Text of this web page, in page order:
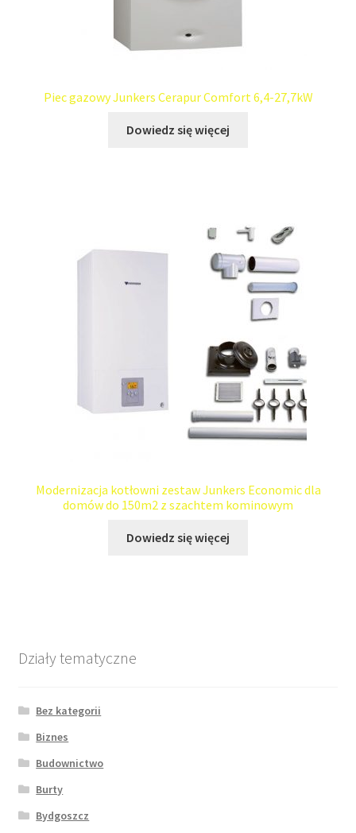
Piec gazowy Junkers Cerapur Comfort 6,4-27,7kW
Dowiedz się więcej
Modernizacja kotłowni zestaw Junkers Economic dla
domów do 150m2 z szachtem kominowym
Dowiedz się więcej
Działy tematyczne
Bez kategorii
Biznes
Budownictwo
Burty
Bydgoszcz